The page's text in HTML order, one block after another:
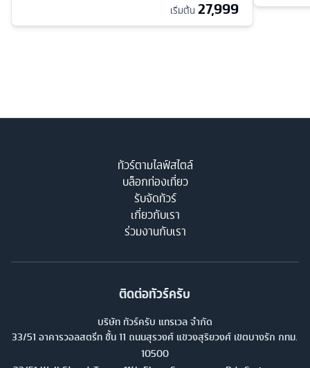
เริ่มต้น 27,999
ทัวร์ตามไลฟ์สไตล์
บล็อกท่องเที่ยว
รับจัดทัวร์
เกี่ยวกับเรา
ร่วมงานกับเรา
ติดต่อทัวร์ครับ
บริษัท ทัวร์ครับ แทรเวล จำกัด
33/51 อาคารวอลสตรีท ชั้น 11 ถนนสุรวงศ์ แขวงสุริยวงศ์ เขตบางรัก กทม.
10500